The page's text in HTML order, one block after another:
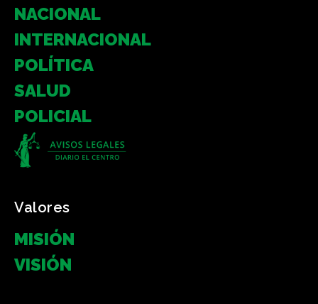
NACIONAL
INTERNACIONAL
POLÍTICA
SALUD
POLICIAL
Valores
MISIÓN
VISIÓN